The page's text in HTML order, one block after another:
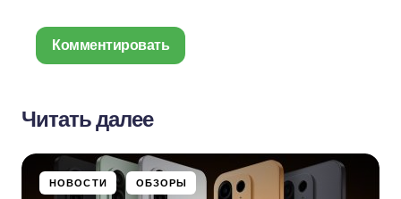
Комментировать
Обязательные поля помечены*
Читать далее
НОВОСТИ ОБЗОРЫ